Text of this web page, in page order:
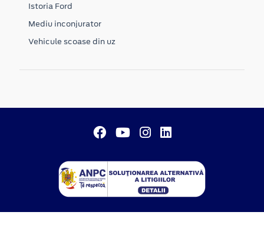
Istoria Ford
Mediu inconjurator
Vehicule scoase din uz